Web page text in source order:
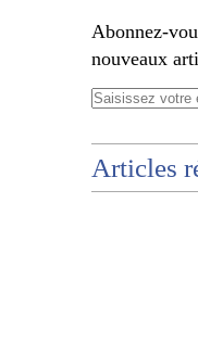
Abonnez-
nouveaux
Articles